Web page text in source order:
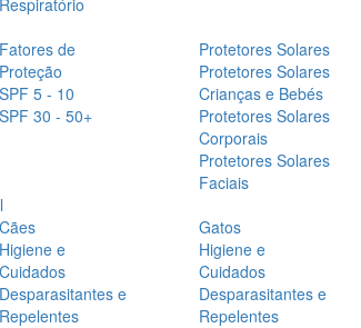
Respiratório
Fatores de
Proteção
SPF 5 - 10
SPF 30 - 50+
Protetores Solares
Protetores Solares
Crianças e Bebés
Protetores Solares
Corporais
Protetores Solares
Faciais
Cães
Higiene e
Cuidados
Desparasitantes e
Repelentes
Gatos
Higiene e
Cuidados
Desparasitantes e
Repelentes